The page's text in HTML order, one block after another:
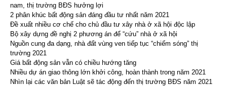
nam, thị trường BĐS hưởng lợi
2 phân khúc bất động sản đáng đầu tư nhất năm 2021
Đề xuất nhiều cơ chế cho chủ đầu tư xây nhà ở xã hội độc lập
Bộ xây dựng đề nghị 2 phương án để “cứu” nhà ở xã hội
Nguồn cung đa dạng, nhà đất vùng ven tiếp tục “chiếm sóng” thị
trường 2021
Giá bất động sản vẫn có chiều hướng tăng
Nhiều dự án giao thông lớn khởi công, hoàn thành trong năm 2021
Nhìn lại các văn bản Luật sẽ tác động đến thị trường BĐS năm 2021